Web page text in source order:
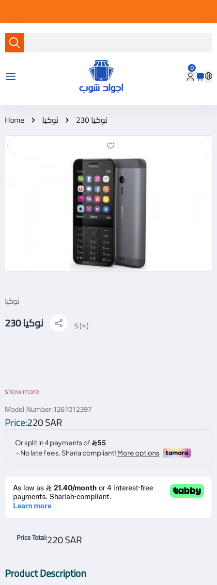
متجر أجواد شوب
0
Home نوكيا نوكيا 230
نوكيا
نوكيا 230 5 (⭐)
show more
Model Number:1261012397
Price:220 SAR
Price Total:220 SAR
Product Description